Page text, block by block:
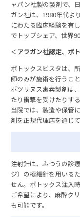
ャパン社製の製剤で、
ガン社は、1980年代よ
にわたる臨床経験を有
でトップシェア、世界
＜アラガン社認定、ボ
ボトックスビスタは、
師のみが施術を行うこと
ボツリヌス毒素製剤は
たり衝撃を受けたりす
当院では、製造や保管
剤を正規代理店を通じ
注射針は、ふつうの診
ジ）の極細針を用いる
せん。ボトックス注入
ご希望により、麻酔ク
も可能です。